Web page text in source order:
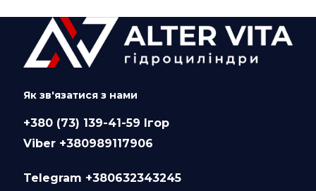
Як зв'язатися з нами
+380 (73) 139-41-59 Ігор
Viber +380989117906
Telegram +380632343245